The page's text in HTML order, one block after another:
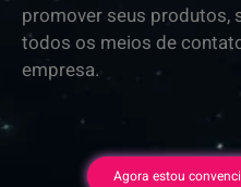
promover seus produtos,
todos os meios de
empresa.
Agora estou